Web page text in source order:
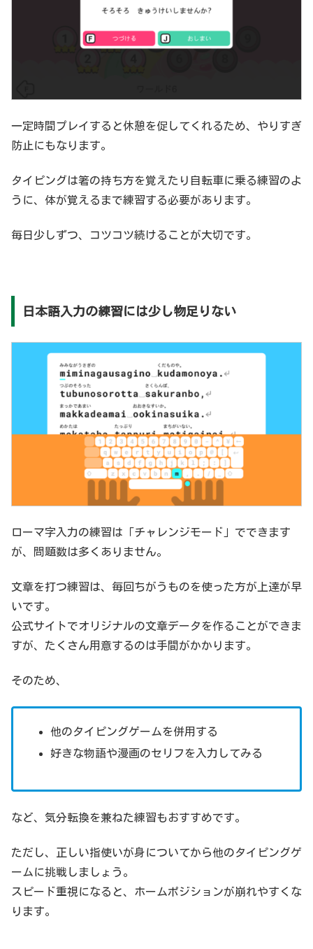
一定時間プレイすると休憩を促してくれるため、やりすぎ
防止にもなります。
タイピングは箸の持ち方を覚えたり自転車に乗る練習のよ
うに、体が覚えるまで練習する必要があります。
毎日少しずつ、コツコツ続けることが大切です。
日本語入力の練習には少し物足りない
ローマ字入力の練習は「チャレンジモード」でできます
が、問題数は多くありません。
文章を打つ練習は、毎回ちがうものを使った方が上達が早
いです。
公式サイトでオリジナルの文章データを作ることができま
すが、たくさん用意するのは手間がかかります。
そのため、
他のタイピングゲームを併用する
好きな物語や漫画のセリフを入力してみる
など、気分転換を兼ねた練習もおすすめです。
ただし、正しい指使いが身についてから他のタイピングゲ
ームに挑戦しましょう。
スピード重視になると、ホームポジションが崩れやすくな
ります。